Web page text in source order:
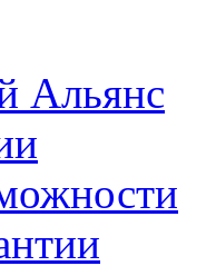
Альянс